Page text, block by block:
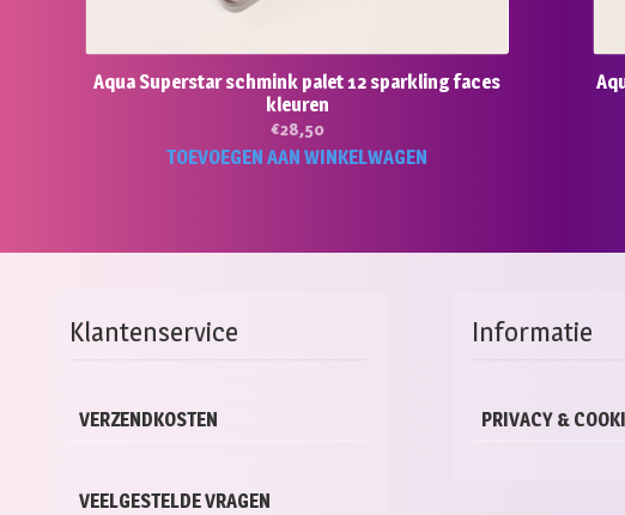
Aqua Superstar schmink palet 12 sparkling faces
kleuren
€28,50
TOEVOEGEN AAN WINKELWAGEN
Klantenservice
VERZENDKOSTEN
VEELGESTELDE VRAGEN
Informatie
PRIVACY &